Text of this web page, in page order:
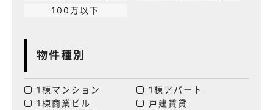
100万以下
物件種別
1棟マンション
1棟アパート
1棟商業ビル
戸建賃貸